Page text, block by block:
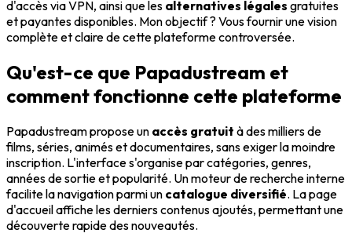
d'accès via VPN, ainsi que les alternatives légales gratuites
et payantes disponibles. Mon objectif ? Vous fournir une vision
complète et claire de cette plateforme controversée.
Qu'est-ce que Papadustream et
comment fonctionne cette plateforme
Papadustream propose un accès gratuit à des milliers de
films, séries, animés et documentaires, sans exiger la moindre
inscription. L'interface s'organise par catégories, genres,
années de sortie et popularité. Un moteur de recherche interne
facilite la navigation parmi un catalogue diversifié. La page
d'accueil affiche les derniers contenus ajoutés, permettant une
découverte rapide des nouveautés.